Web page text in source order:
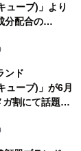
ューブ)」より
分配合の
アンプル」と
ンゲルマス
ンド
ューブ)」が6月
割にて話題の
日本限定お得